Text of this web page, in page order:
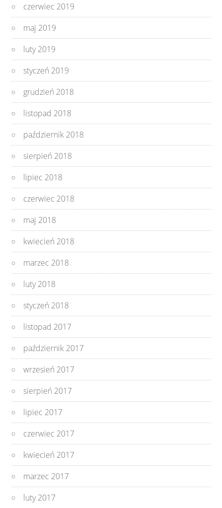
czerwiec 2019
maj 2019
luty 2019
styczeń 2019
grudzień 2018
listopad 2018
październik 2018
sierpień 2018
lipiec 2018
czerwiec 2018
maj 2018
kwiecień 2018
marzec 2018
luty 2018
styczeń 2018
listopad 2017
październik 2017
wrzesień 2017
sierpień 2017
lipiec 2017
czerwiec 2017
kwiecień 2017
marzec 2017
luty 2017